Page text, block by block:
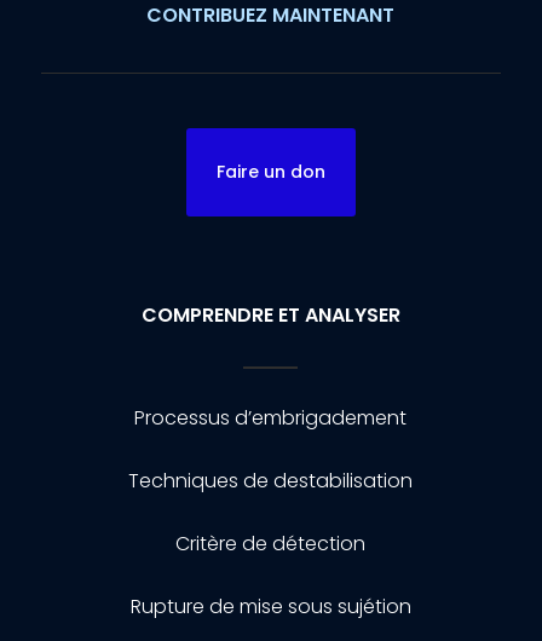
CONTRIBUEZ MAINTENANT
Faire un don
COMPRENDRE ET ANALYSER
Processus d’embrigadement
Techniques de destabilisation
Critère de détection
Rupture de mise sous sujétion